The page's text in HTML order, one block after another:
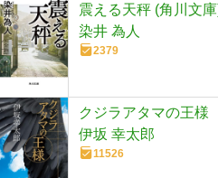
震える天秤 (角川文
染井 為人
2379
クジラアタマの王様
伊坂 幸太郎
11526